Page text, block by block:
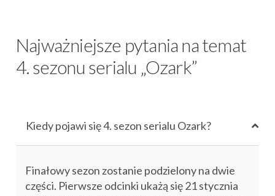
Najważniejsze pytania na temat
4. sezonu serialu „Ozark”
Kiedy pojawi się 4. sezon serialu Ozark?
Finałowy sezon zostanie podzielony na dwie
części. Pierwsze odcinki ukażą się 21 stycznia